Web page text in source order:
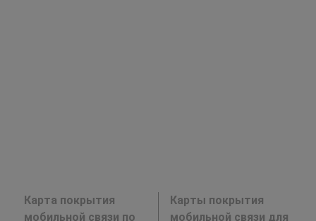
Карта покрытия
мобильной связи по
Карты покрытия
мобильной связи для